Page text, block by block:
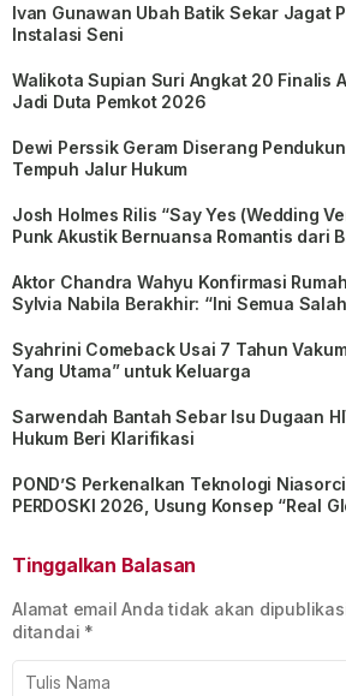
Ivan Gunawan Ubah Batik Sekar Jagat
Instalasi Seni
Walikota Supian Suri Angkat 20 Finalis
Jadi Duta Pemkot 2026
Dewi Perssik Geram Diserang
Tempuh Jalur Hukum
Josh Holmes Rilis “Say Yes (Wedding
Punk Akustik Bernuansa Romantis dari
Aktor Chandra Wahyu Konfirmasi
Sylvia Nabila Berakhir: “Ini Semua
Syahrini Comeback Usai 7 Tahun
Yang Utama” untuk Keluarga
Sarwendah Bantah Sebar Isu Dugaan
Hukum Beri Klarifikasi
POND’S Perkenalkan Teknologi
PERDOSKI 2026, Usung Konsep “Real
Tinggalkan Balasan
Alamat email Anda tidak akan
ditandai *